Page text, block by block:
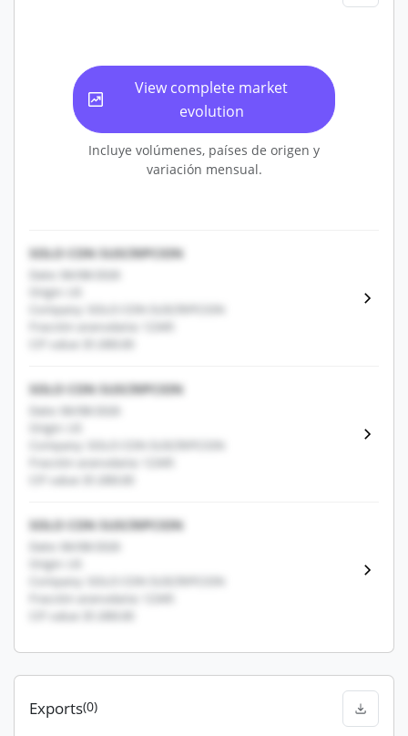
View complete market
evolution
Incluye volúmenes, países de origen y
variación mensual.
SOLO CON SUSCRIPCION
Date: 06/08/2026
Origin: US
Company: SOLO CON SUSCRIPCION
Fracción arancelaria: 12345
CIF value: $1,000.00
SOLO CON SUSCRIPCION
Date: 06/08/2026
Origin: US
Company: SOLO CON SUSCRIPCION
Fracción arancelaria: 12345
CIF value: $1,000.00
SOLO CON SUSCRIPCION
Date: 06/08/2026
Origin: US
Company: SOLO CON SUSCRIPCION
Fracción arancelaria: 12345
CIF value: $1,000.00
Exports(0)